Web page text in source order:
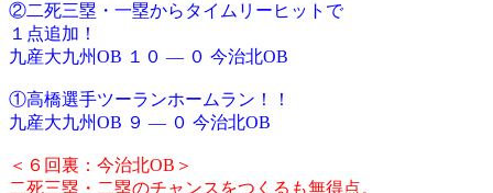
②二死三塁・一塁からタイムリーヒットで
１点追加！
九産大九州OB １０ ― ０ 今治北OB
①高橋選手ツーランホームラン！！
九産大九州OB ９ ― ０ 今治北OB
＜６回裏：今治北OB＞
二死三塁・二塁のチャンスをつくるも無得点。